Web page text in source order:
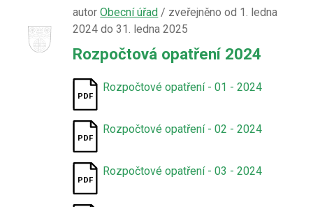
autorObecní úřad / zveřejněno od 1. ledna
2024 do 31. ledna 2025
Rozpočtová opatření 2024
Rozpočtové opatření - 01 - 2024
Rozpočtové opatření - 02 - 2024
Rozpočtové opatření - 03 - 2024